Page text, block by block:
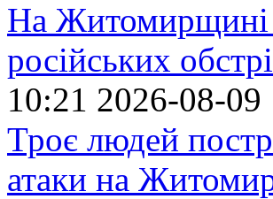
На Житомирщині
російських
10:21 2026-08-09
Троє людей
атаки на